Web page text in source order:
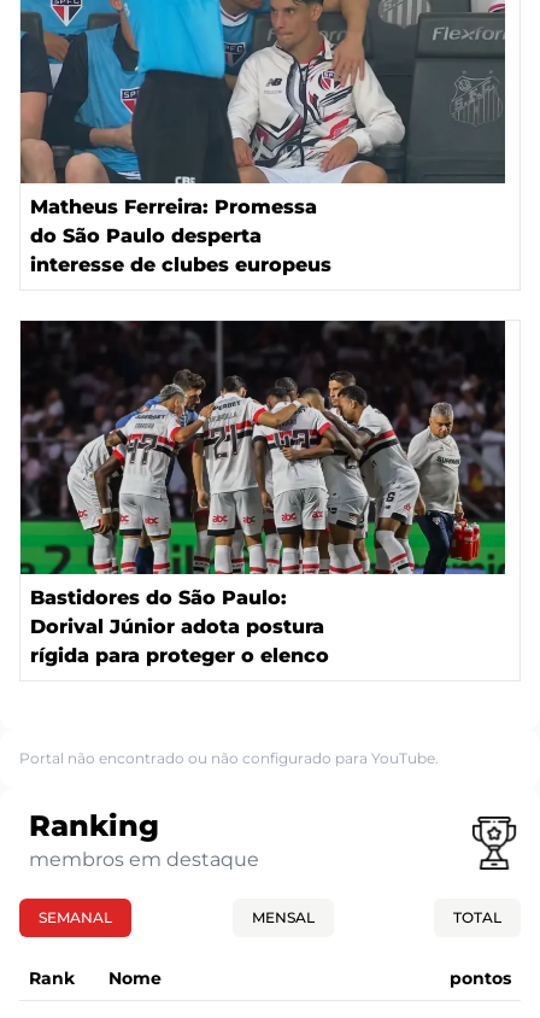
Matheus Ferreira: Promessa
do São Paulo desperta
interesse de clubes europeus
Bastidores do São Paulo:
Dorival Júnior adota postura
rígida para proteger o elenco
Portal não encontrado ou não configurado para YouTube.
Ranking
membros em destaque
SEMANAL MENSAL TOTAL
Rank Nome pontos